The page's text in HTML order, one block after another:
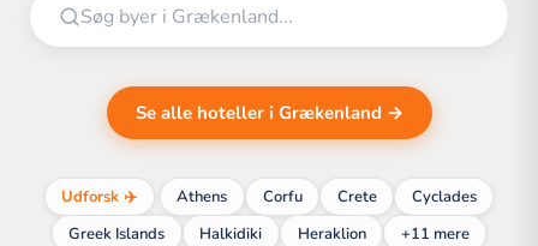
Se alle hoteller i Grækenland →
Udforsk ✈️ Athens Corfu Crete
Cyclades
Greek Islands
Halkidiki Heraklion +11 mere